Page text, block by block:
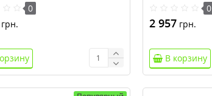
0
0
2 957грн.
В корзину